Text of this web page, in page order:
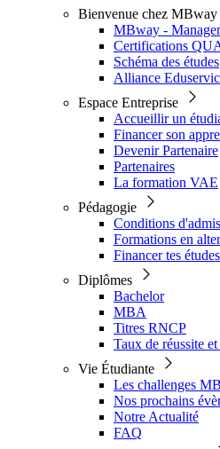
Bienvenue chez MBway
MBway -
Certifications
Schéma des études
Alliance
Espace Entreprise
Accueillir un
Financer son
Devenir Partenaire
Partenaires
La formation VAE
Pédagogie
Conditions
Formations en
Financer tes
Diplômes
Bachelor
MBA
Titres RNCP
Taux de réussite
Vie Étudiante
Les challenges
Nos prochains
Notre Actualité
FAQ